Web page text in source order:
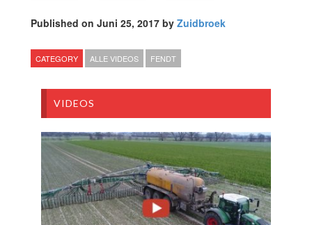
Published on Juni 25, 2017 by Zuidbroek
CATEGORY ALLE VIDEOS FENDT
VIDEOS